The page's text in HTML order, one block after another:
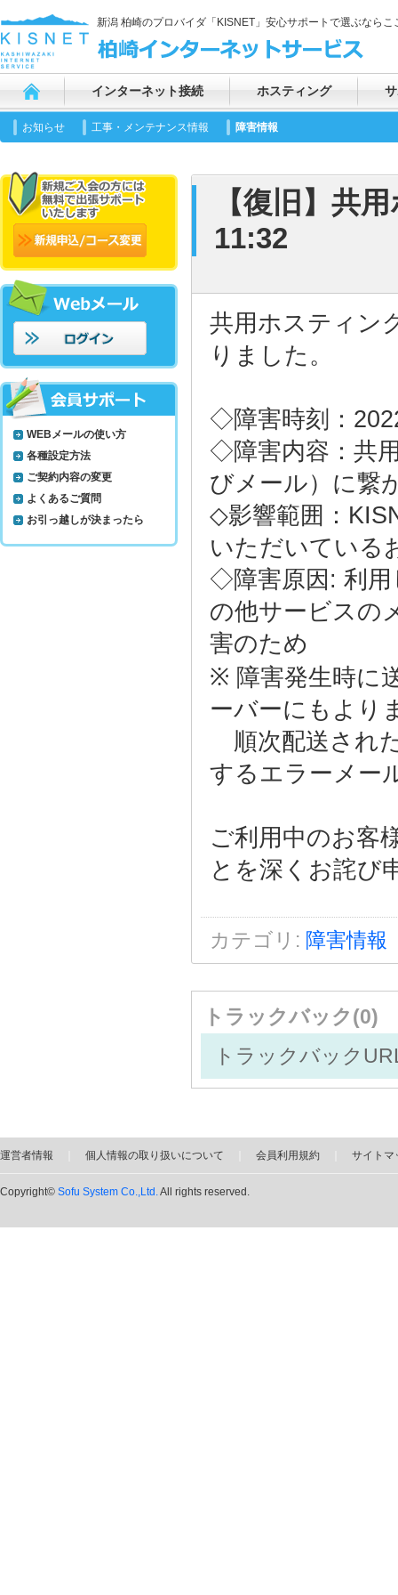
新潟 柏崎のプロバイダ「KISNET」安心サポートで選ぶならこ
インターネット接続 ホスティング
お知らせ 工事・メンテナンス情報 障害情報
【復旧】共
11:32
共用ホスティン
りました。
◇障害時刻：
◇障害内容：共
びメール）に繋
◇影響範囲：
いただいている
◇障害原因: 利用
の他サービスの
害のため
※ 障害発生時に
ーバーにもより
順次配送され
するエラーメー
ご利用中のお客
とを深くお詫び
カテゴリ : 障害情報
トラックバック(0)
トラックバック
WEBメールの使い方
各種設定方法
ご契約内容の変更
よくあるご質問
お引っ越しが決まったら
運営者情報 個人情報の取り扱いについて 会員利用規約 サイトマ
Copyright© Sofu System Co.,Ltd.All rights reserved.